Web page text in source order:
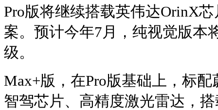
Pro版将继续搭载英伟达OrinX
案。预计今年7月，纯视觉版本
级。
Max+版，在Pro版基础上，标
智驾芯片、高精度激光雷达，